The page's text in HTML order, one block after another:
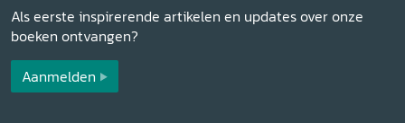
Als eerste inspirerende artikelen en updates over onze
boeken ontvangen?
Aanmelden